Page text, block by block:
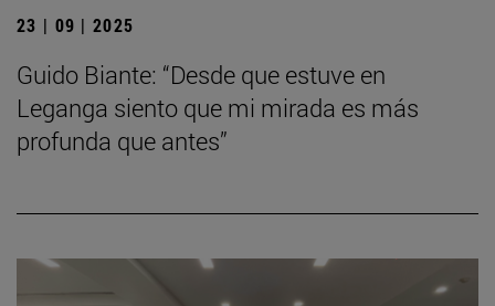
23 | 09 | 2025
Guido Biante: “Desde que estuve en
Leganga siento que mi mirada es más
profunda que antes”